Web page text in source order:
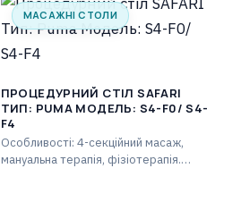
МАСАЖНІ СТОЛИ
ПРОЦЕДУРНИЙ СТІЛ SAFARI
ТИП: PUMA МОДЕЛЬ: S4-F0/ S4-
F4
Особливості: 4-секційний масаж,
мануальна терапія, фізіотерапія.